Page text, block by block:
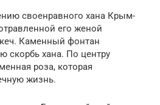
своенравного хана Крым-
его женой
Каменный фонтан
скорбь хана. По центру
роза, которая
жизнь.